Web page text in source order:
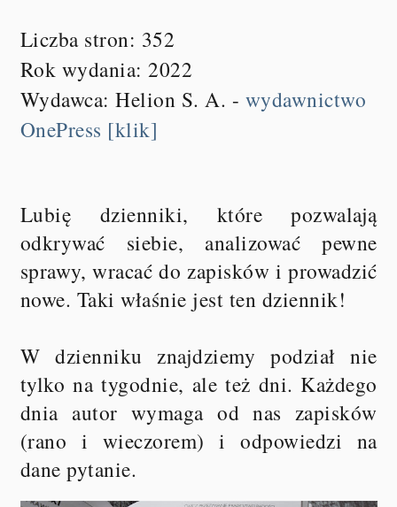
Liczba stron: 352
Rok wydania: 2022
Wydawca: Helion S. A. - wydawnictwo
OnePress [klik]
Lubię dzienniki, które pozwalają
odkrywać siebie, analizować pewne
sprawy, wracać do zapisków i prowadzić
nowe. Taki właśnie jest ten dziennik!
W dzienniku znajdziemy podział nie
tylko na tygodnie, ale też dni. Każdego
dnia autor wymaga od nas zapisków
(rano i wieczorem) i odpowiedzi na
dane pytanie.